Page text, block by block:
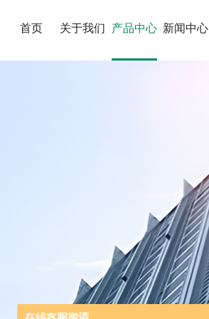
首页 关于我们 产品中心 新闻中心